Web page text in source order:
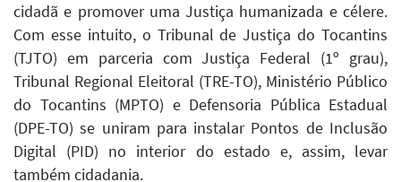
cidadã e promover uma Justiça humanizada e célere.
Com esse intuito, o Tribunal de Justiça do Tocantins
(TJTO) em parceria com Justiça Federal (1º grau),
Tribunal Regional Eleitoral (TRE-TO), Ministério Público
do Tocantins (MPTO) e Defensoria Pública Estadual
(DPE-TO) se uniram para instalar Pontos de Inclusão
Digital (PID) no interior do estado e, assim, levar
também cidadania.